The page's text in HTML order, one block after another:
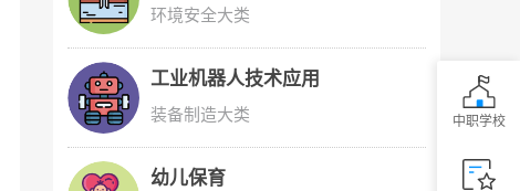
环境安全大类
工业机器人技术应用
装备制造大类
幼儿保育
中职学校